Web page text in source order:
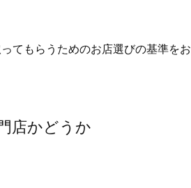
てもらうためのお店選びの基準をお
店かどうか